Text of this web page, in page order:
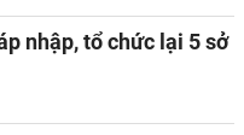
nhập, tổ chức lại 5 sở